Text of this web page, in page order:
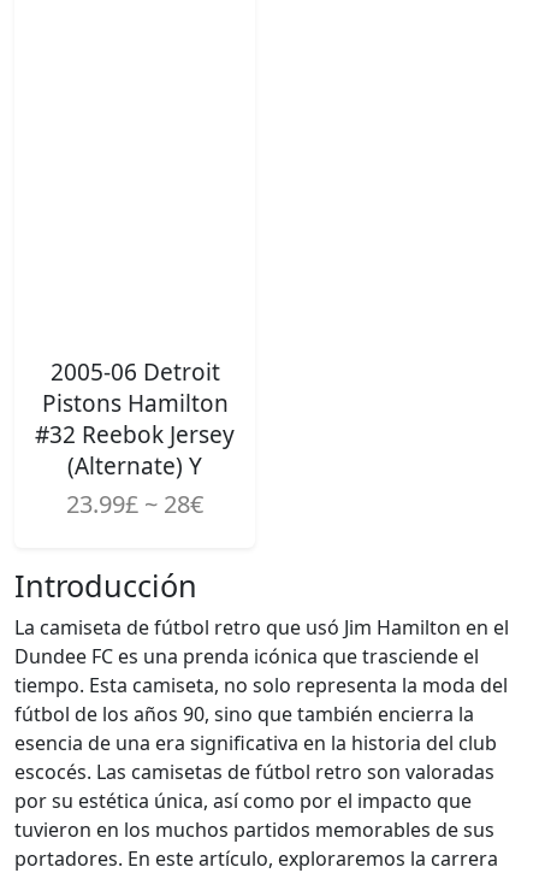
2005-06 Detroit
Pistons Hamilton
#32 Reebok Jersey
(Alternate) Y
23.99£ ~ 28€
Introducción
La camiseta de fútbol retro que usó Jim Hamilton en el
Dundee FC es una prenda icónica que trasciende el
tiempo. Esta camiseta, no solo representa la moda del
fútbol de los años 90, sino que también encierra la
esencia de una era significativa en la historia del club
escocés. Las camisetas de fútbol retro son valoradas
por su estética única, así como por el impacto que
tuvieron en los muchos partidos memorables de sus
portadores. En este artículo, exploraremos la carrera